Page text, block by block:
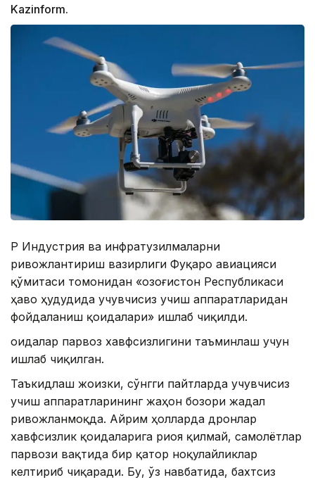
Kazinform.
ҚР Индустрия ва инфратузилмаларни
ривожлантириш вазирлиги Фуқаро авиацияси
қўмитаси томонидан «Қозоғистон Республикаси
ҳаво ҳудудида учувчисиз учиш аппаратларидан
фойдаланиш қоидалари» ишлаб чиқилди.
Қоидалар парвоз хавфсизлигини таъминлаш учун
ишлаб чиқилган.
Таъкидлаш жоизки, сўнгги пайтларда учувчисиз
учиш аппаратларининг жаҳон бозори жадал
ривожланмоқда. Айрим ҳолларда дронлар
хавфсизлик қоидаларига риоя қилмай, самолётлар
парвози вақтида бир қатор ноқулайликлар
келтириб чиқаради. Бу, ўз навбатида, бахтсиз